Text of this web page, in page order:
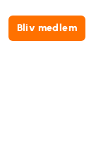
Bliv medlem